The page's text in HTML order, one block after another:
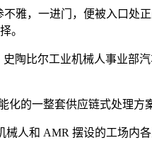
，一进门，便被入口处
。
比尔工业机械人事业部
的一整套供应链式处理方
和 AMR 摆设的工场内